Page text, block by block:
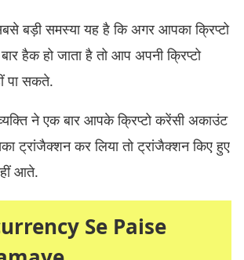
बड़ी समस्या यह है कि अगर आपका क्रिप्टो
हैक हो जाता है तो आप अपनी क्रिप्टो
पा सकते.
ने एक बार आपके क्रिप्टो करेंसी अकाउंट
ट्रांजैक्शन कर लिया तो ट्रांजैक्शन किए हुए
आते.
Se Paise